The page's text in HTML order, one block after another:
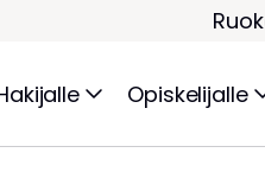
Opiskelijalle